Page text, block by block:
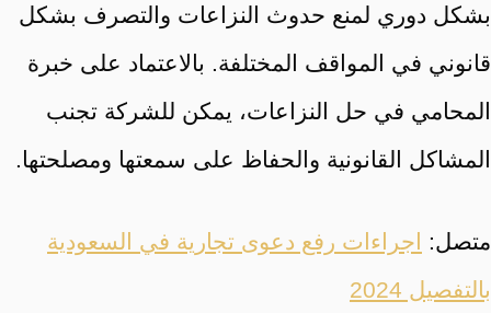
بشكل دوري لمنع حدوث النزاعات والتصرف بشكل
قانوني في المواقف المختلفة. بالاعتماد على خبرة
المحامي في حل النزاعات، يمكن للشركة تجنب
المشاكل القانونية والحفاظ على سمعتها ومصلحتها.
متصل:
اجراءات رفع دعوى تجارية في السعودية
بالتفصيل 2024